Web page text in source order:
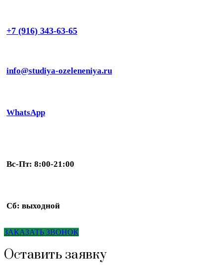
+7 (916) 343-63-65
info@studiya-ozeleneniya.ru
WhatsApp
Вс-Пт: 8:00-21:00
Сб: выходной
ЗАКАЗАТЬ ЗВОНОК
Оставить заявку